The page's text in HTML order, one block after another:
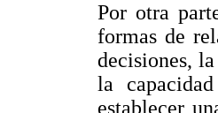
Por otra
formas de
decisiones,
la
establecer